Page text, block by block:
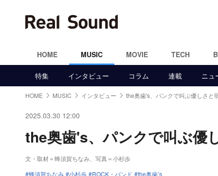
HOME MUSIC MOVIE TECH
特集 インタビュー コラム 連載 ニュ
HOME MUSIC インタビュー the奥歯's、パンクで叫ぶ優しさと
2025.03.30 12:00
the奥歯's、パンクで叫ぶ
文・取材＝蜂須賀ちなみ、写真＝小杉歩
蜂須賀ちなみ
小杉歩 ROCK・バンド the奥歯’s